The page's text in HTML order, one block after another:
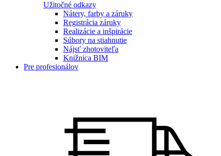
Užitočné odkazy
Nátery, farby a záruky
Registrácia záruky
Realizácie a inšpirácie
Súbory na stiahnutie
Nájsť zhotoviteľa
Knižnica BIM
Pre profesionálov